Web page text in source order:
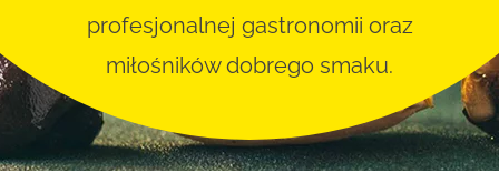
profesjonalnej gastronomii oraz
miłośników dobrego smaku.